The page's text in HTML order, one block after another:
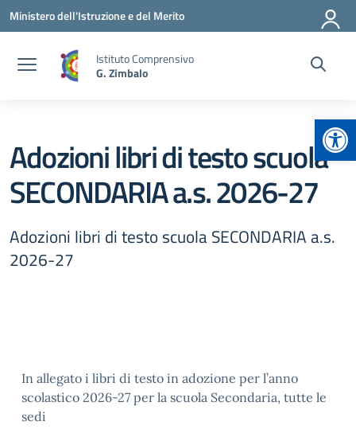
Vai ai contenuti
Vai al menu di navigazione
Vai al footer
Ministero dell'Istruzione e del Merito
Istituto Comprensivo
G. Zimbalo
Adozioni libri di testo scuola
SECONDARIA a.s. 2026-27
Adozioni libri di testo scuola SECONDARIA a.s.
2026-27
In allegato i libri di testo in adozione per l’anno
scolastico 2026-27 per la scuola Secondaria, tutte le
sedi